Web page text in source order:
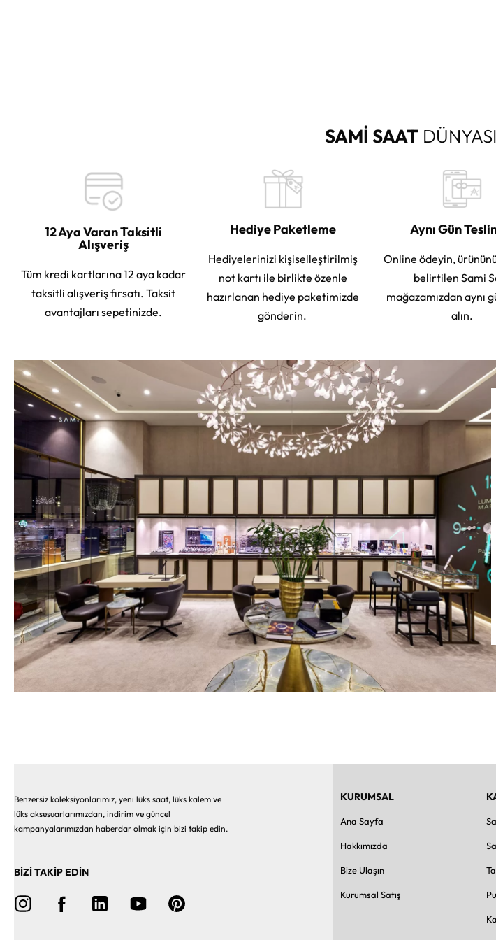
SAMİ SAAT
12 Aya Varan Taksitli
Alışveriş
Tüm kredi kartlarına 12 aya kadar
taksitli alışveriş fırsatı. Taksit
avantajları sepetinizde.
Hediye Paketleme
Hediyelerinizi kişiselleştirilmiş
not kartı ile birlikte özenle
hazırlanan hediye paketimizde
gönderin.
Aynı Gün
Online ödeyin,
belirtilen Sami
mağazamızdan aynı
alın.
Benzersiz koleksiyonlarımız, yeni lüks saat, lüks kalem ve
lüks aksesuarlarımızdan, indirim ve güncel
kampanyalarımızdan haberdar olmak için bizi takip edin.
BİZİ TAKİP EDİN
KURUMSAL
Ana Sayfa
Hakkımızda
Bize Ulaşın
Kurumsal Satış